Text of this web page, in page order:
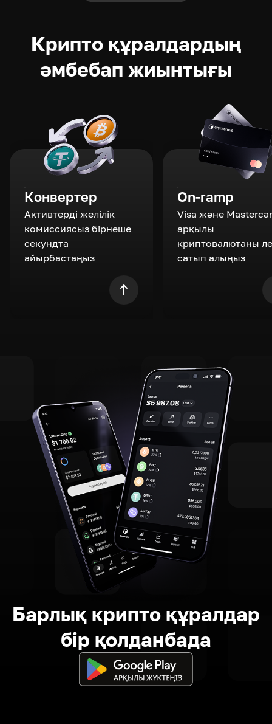
Крипто құралдардың
әмбебап жиынтығы
Конвертер
Активтерді желілік
комиссиясыз бірнеше
секундта
айырбастаңыз
On-ramp
Visa және
арқылы
криптовалютаны
сатып алыңыз
Барлық крипто құралдар
бір қолданбада